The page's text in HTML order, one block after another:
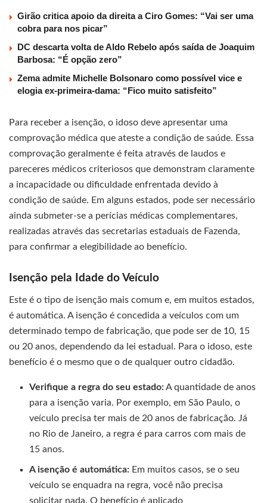
Girão critica apoio da direita a Ciro Gomes: “Vai ser uma
cobra para nos picar”
DC descarta volta de Aldo Rebelo após saída de Joaquim
Barbosa: “É opção zero”
Zema admite Michelle Bolsonaro como possível vice e
elogia ex-primeira-dama: “Fico muito satisfeito”
Para receber a isenção, o idoso deve apresentar uma
comprovação médica que ateste a condição de saúde. Essa
comprovação geralmente é feita através de laudos e
pareceres médicos criteriosos que demonstram claramente
a incapacidade ou dificuldade enfrentada devido à
condição de saúde. Em alguns estados, pode ser necessário
ainda submeter-se a perícias médicas complementares,
realizadas através das secretarias estaduais de Fazenda,
para confirmar a elegibilidade ao benefício.
Isenção pela Idade do Veículo
Este é o tipo de isenção mais comum e, em muitos estados,
é automática. A isenção é concedida a veículos com um
determinado tempo de fabricação, que pode ser de 10, 15
ou 20 anos, dependendo da lei estadual. Para o idoso, este
benefício é o mesmo que o de qualquer outro cidadão.
Verifique a regra do seu estado:A quantidade de anos
para a isenção varia. Por exemplo, em São Paulo, o
veículo precisa ter mais de 20 anos de fabricação. Já
no Rio de Janeiro, a regra é para carros com mais de
15 anos.
A isenção é automática: Em muitos casos, se o seu
veículo se enquadra na regra, você não precisa
solicitar nada. O benefício é aplicado